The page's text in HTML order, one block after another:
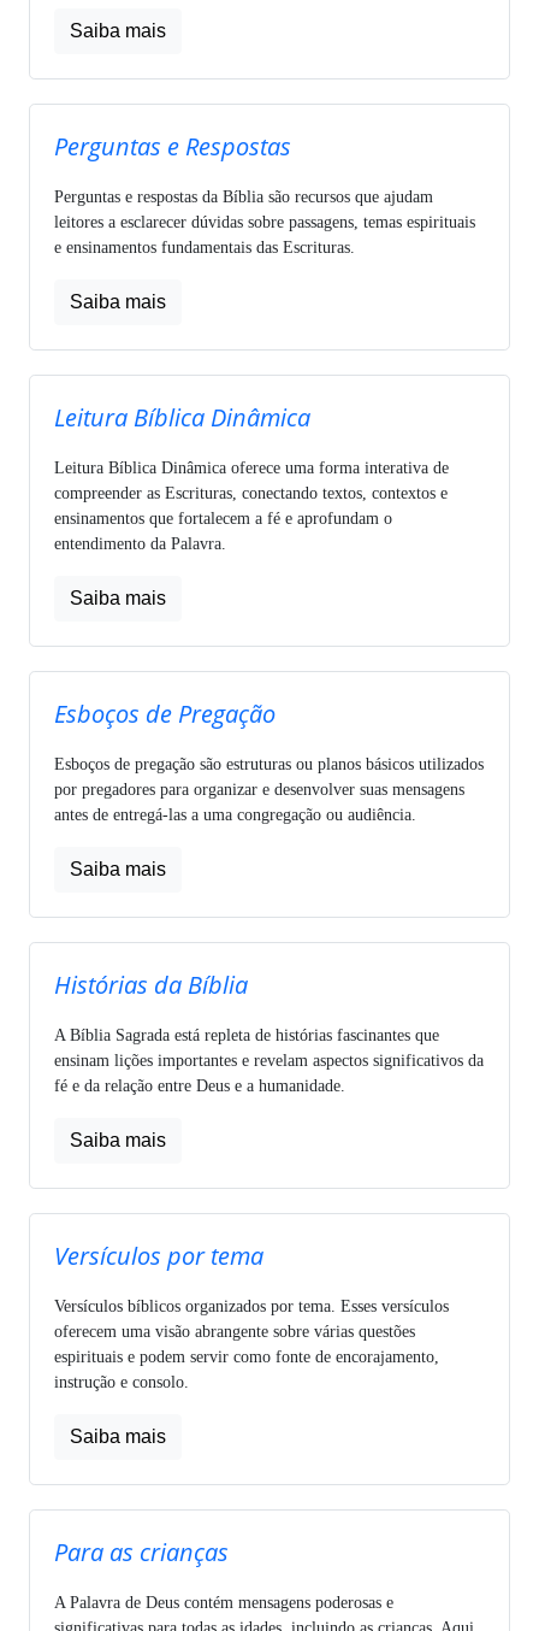
Saiba mais
Perguntas e Respostas
Perguntas e respostas da Bíblia são recursos que ajudam
leitores a esclarecer dúvidas sobre passagens, temas espirituais
e ensinamentos fundamentais das Escrituras.
Saiba mais
Leitura Bíblica Dinâmica
Leitura Bíblica Dinâmica oferece uma forma interativa de
compreender as Escrituras, conectando textos, contextos e
ensinamentos que fortalecem a fé e aprofundam o
entendimento da Palavra.
Saiba mais
Esboços de Pregação
Esboços de pregação são estruturas ou planos básicos utilizados
por pregadores para organizar e desenvolver suas mensagens
antes de entregá-las a uma congregação ou audiência.
Saiba mais
Histórias da Bíblia
A Bíblia Sagrada está repleta de histórias fascinantes que
ensinam lições importantes e revelam aspectos significativos da
fé e da relação entre Deus e a humanidade.
Saiba mais
Versículos por tema
Versículos bíblicos organizados por tema. Esses versículos
oferecem uma visão abrangente sobre várias questões
espirituais e podem servir como fonte de encorajamento,
instrução e consolo.
Saiba mais
Para as crianças
A Palavra de Deus contém mensagens poderosas e